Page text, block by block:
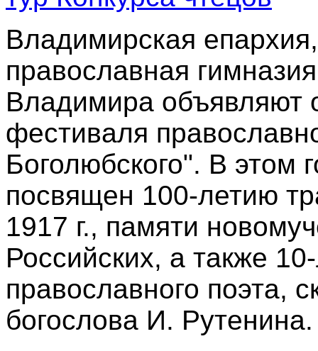
Владимирская
православная
Владимира объявляют
фестиваля
Боголюбского". В этом
посвящен 100-летию
1917 г., памяти
Российских, а также
православного поэта,
богослова И. Рутенина.